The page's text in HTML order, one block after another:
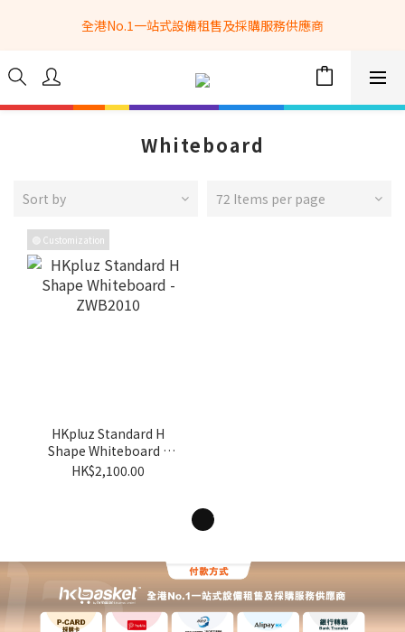
全港No.1一站式設備租售及採購服務供應商
全港No.1一站式設備租售及採購服務供應商
選購現貨產品全單滿$3500自家專送免運費 (只限網站落單, 不適用
於急單, 訂制產品, 屏風, 籠車, 舞台等)
info@hkbasket.com
Whiteboard
Sort by 72 Items per page
🟣 Customization
HKpluz Standard H
Shape Whiteboard -
ZWB2010
HK$2,100.00
1